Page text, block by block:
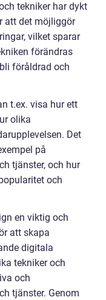
tekniker har dykt
att det möjliggör
vilket sparar
förändras
föråldrad och
t.ex. visa hur ett
olika
Det
på
tjänster, och hur
och
en viktig och
att skapa
digitala
tekniker och
och
tjänster. Genom